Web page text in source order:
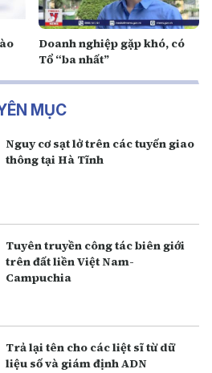
Doanh nghiệp gặp khó, có
Tổ “ba nhất”
MỤC
Nguy cơ sạt lở trên các tuyến giao
thông tại Hà Tĩnh
Tuyên truyền công tác biên giới
trên đất liền Việt Nam-
Campuchia
Trả lại tên cho các liệt sĩ từ dữ
liệu số và giám định ADN